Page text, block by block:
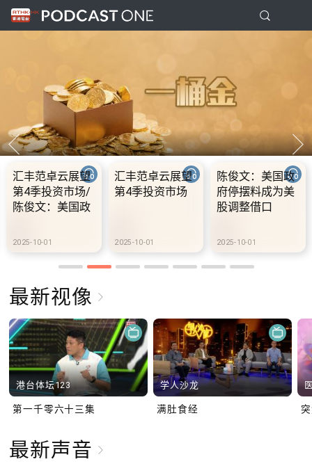
美国政
成为美
口
10.2.1 内地国庆
假期连中秋节假
期 不少内地旅客
10.2.2 2028年底
前当局提供额外
3000支高速充电
设300个电动车
充电站
10.2.3
前当局
充电站
最新视像
港台体坛123
第一千零六十三集
学人沙龙
满肚食经
最新声音